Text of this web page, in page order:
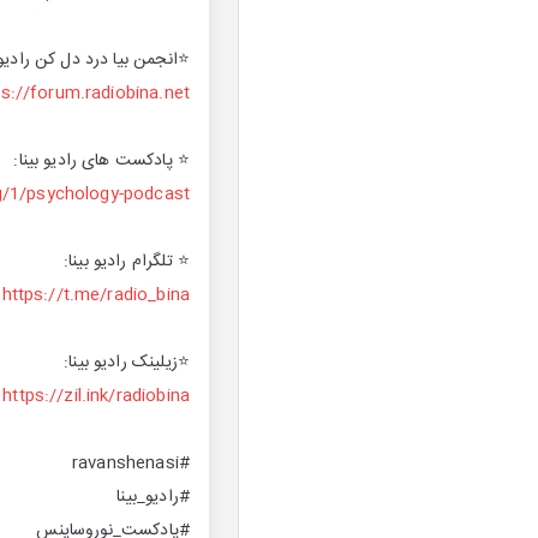
⭐️انجمن بیا درد دل کن رادیو
forum.radiobina.net/
⭐️ پادکست های رادیو بینا:
psychology-podcast
⭐️ تلگرام رادیو بینا:
https://t.me/radio_bina
⭐️زیلینک رادیو بینا:
https://zil.ink/radiobina
#ravanshenasi
#رادیو_بینا
#پادکست_نوروساینس